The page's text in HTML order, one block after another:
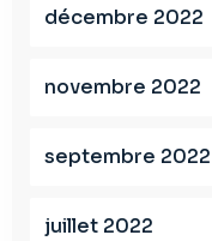
décembre 2022
novembre 2022
septembre 2022
juillet 2022